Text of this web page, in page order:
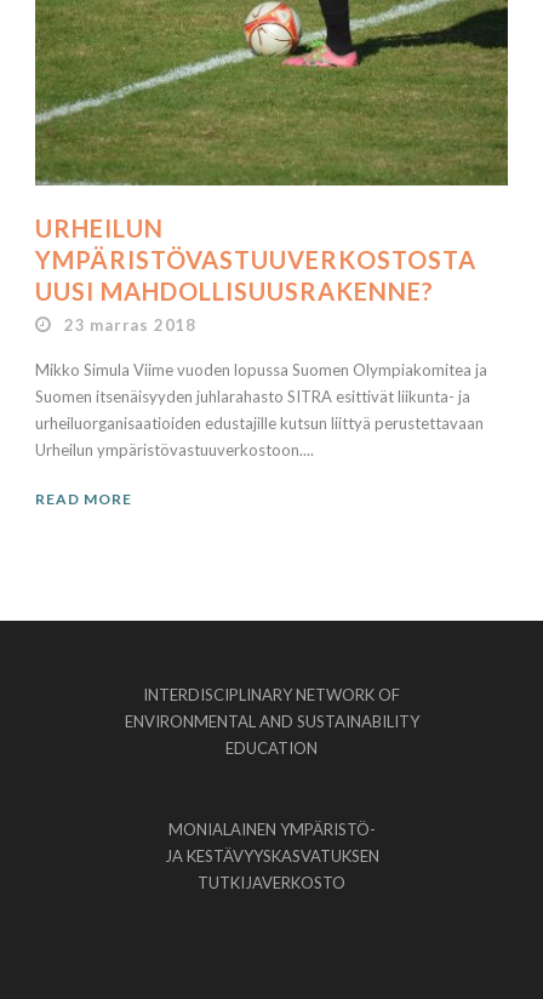
URHEILUN
YMPÄRISTÖVASTUUVERKOSTOSTA
UUSI MAHDOLLISUUSRAKENNE?
23 marras 2018
Mikko Simula Viime vuoden lopussa Suomen Olympiakomitea ja
Suomen itsenäisyyden juhlarahasto SITRA esittivät liikunta- ja
urheiluorganisaatioiden edustajille kutsun liittyä perustettavaan
Urheilun ympäristövastuuverkostoon....
READ MORE
INTERDISCIPLINARY NETWORK OF
ENVIRONMENTAL AND SUSTAINABILITY
EDUCATION
MONIALAINEN YMPÄRISTÖ-
JA KESTÄVYYSKASVATUKSEN
TUTKIJAVERKOSTO